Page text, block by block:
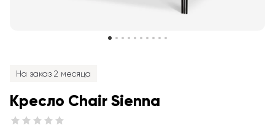
На заказ 2 месяца
Кресло Chair Sienna